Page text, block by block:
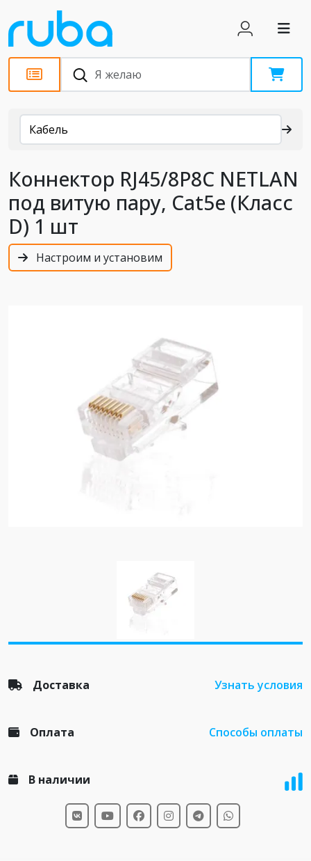
Каталог
Кабель
Коннектор RJ45/8P8C NETLAN
под витую пару, Cat5e (Класс
D) 1 шт
Настроим и установим
Доставка Узнать условия
Оплата Способы оплаты
В наличии